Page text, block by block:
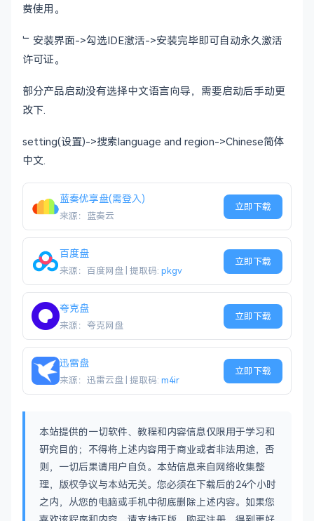
费使用。
﹂安装界面->勾选IDE激活->安装完毕即可自动永久激活
许可证。
部分产品启动没有选择中文语言向导，需要启动后手动更
改下.
setting(设置)->搜索language and region->Chinese简体
中文.
蓝奏优享盘(需登入)
来源：蓝奏云
立即下载
百度盘
来源：百度网盘 | 提取码: pkgv
立即下载
夸克盘
来源：夸克网盘
立即下载
迅雷盘
来源：迅雷云盘 | 提取码: m4ir
立即下载
本站提供的一切软件、教程和内容信息仅限用于学习和
研究目的；不得将上述内容用于商业或者非法用途，否
则，一切后果请用户自负。本站信息来自网络收集整
理，版权争议与本站无关。您必须在下载后的24个小时
之内，从您的电脑或手机中彻底删除上述内容。如果您